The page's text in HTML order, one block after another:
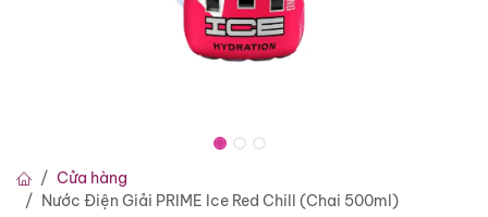
Cửa hàng
Nước Điện Giải PRIME Ice Red Chill (Chai 500ml)